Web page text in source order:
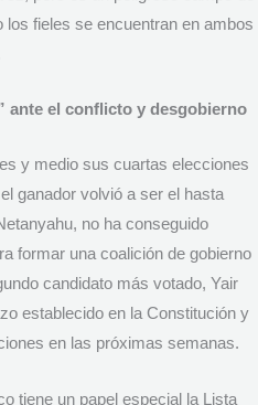
fieles se encuentran en ambos
ante el conflicto y desgobierno
y medio sus cuartas elecciones
ganador volvió a ser el hasta
no ha conseguido
formar una coalición de gobierno
candidato más votado, Yair
establecido en la Constitución y
en las próximas semanas.
tiene un papel especial la Lista